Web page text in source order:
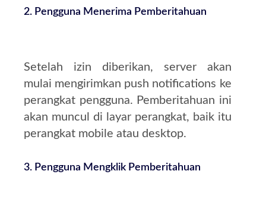
2. Pengguna Menerima Pemberitahuan
Setelah izin diberikan, server akan
mulai mengirimkan push notifications ke
perangkat pengguna. Pemberitahuan ini
akan muncul di layar perangkat, baik itu
perangkat mobile atau desktop.
3. Pengguna Mengklik Pemberitahuan